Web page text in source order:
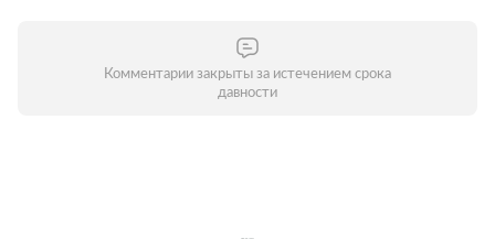
Комментарии закрыты за истечением срока
давности